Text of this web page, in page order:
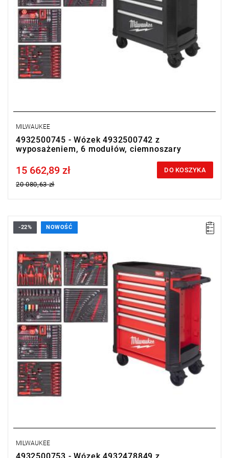
MILWAUKEE
4932500745 - Wózek 4932500742 z
wyposażeniem, 6 modułów, ciemnoszary
Price tax included
15 662,89 zł
20 080,63 zł
DO KOSZYKA
Zestaw 337 narzędzi dla branży motoryzacyjnej w wytrzymałym
Kup wózek narzędziowy z wyposażeniem i otrzymaj
FMTIW2F12-502X Klucz udarowy 1/2" o średnim momencie
obrotowym za 2 zł.
Promocja wyłącznie dla klientów z branży motoryzacyjnej
posiadających NIP.
-22% NOWOŚĆ
MILWAUKEE